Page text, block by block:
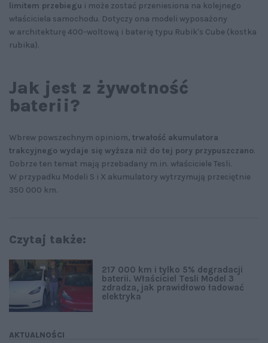
limitem przebiegu i może zostać przeniesiona na kolejnego
właściciela samochodu. Dotyczy ona modeli wyposażony
w architekturę 400-woltową i baterię typu Rubik's Cube (kostka
rubika).
Jak jest z żywotność
baterii?
Wbrew powszechnym opiniom, trwałość akumulatora
trakcyjnego wydaje się wyższa niż do tej pory przypuszczano.
Dobrze ten temat mają przebadany m.in. właściciele Tesli.
W przypadku Modeli S i X akumulatory wytrzymują przeciętnie
350 000 km.
Czytaj także:
AKTUALNOŚCI
217 000 km i tylko 5% degradacji
baterii. Właściciel Tesli Model 3
zdradza, jak prawidłowo ładować
elektryka